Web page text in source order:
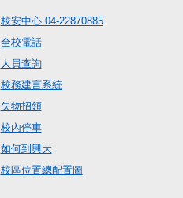
校安中心 04-22870885
全校電話
人員查詢
校務建言系統
失物招領
校內停車
如何到興大
校區位置總配置圖